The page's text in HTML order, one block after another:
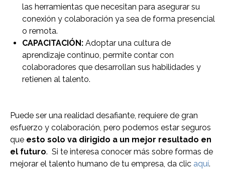
las herramientas que necesitan para asegurar su
conexión y colaboración ya sea de forma presencial
o remota.
CAPACITACIÓN: Adoptar una cultura de
aprendizaje continuo, permite contar con
colaboradores que desarrollan sus habilidades y
retienen al talento.
Puede ser una realidad desafiante, requiere de gran
esfuerzo y colaboración, pero podemos estar seguros
que esto solo va dirigido a un mejor resultado en
el futuro. Si te interesa conocer más sobre formas de
mejorar el talento humano de tu empresa, da clic aquí.